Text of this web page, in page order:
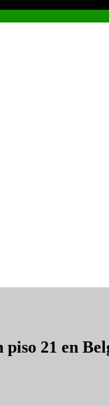
21 en